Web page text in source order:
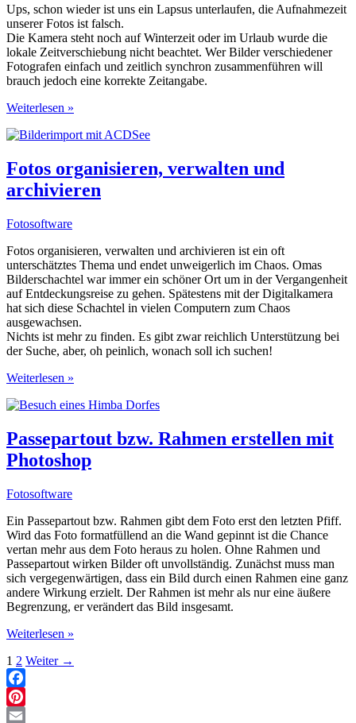
Ups, schon wieder ist uns ein Lapsus unterlaufen, die Aufnahmezeit
unserer Fotos ist falsch.
Die Kamera steht noch auf Winterzeit oder im Urlaub wurde die
lokale Zeitverschiebung nicht beachtet. Wer Bilder verschiedener
Fotografen einfach und zeitlich synchron zusammenführen will
brauch jedoch eine korrekte Zeitangabe.
Aufnahmezeit
mehreren
nachträglich
ändern
Weiterlesen »
Fotos organisieren, verwalten und
archivieren
Fotosoftware
Fotos organisieren, verwalten und archivieren ist ein oft
unterschätztes Thema und endet unweigerlich im Chaos. Omas
Bilderschachtel war immer ein schöner Ort um in der Vergangenheit
auf Entdeckungsreise zu gehen. Spätestens mit der Digitalkamera
hat sich diese Schachtel in vielen Computern zum Chaos
ausgewachsen.
Nichts ist mehr zu finden. Es gibt zwar reichlich Unterstützung bei
der Suche, aber, oh peinlich, wonach soll ich suchen!
Fotos
verwalten
archivieren
Weiterlesen »
Passepartout bzw. Rahmen erstellen mit
Photoshop
Fotosoftware
Ein Passepartout bzw. Rahmen gibt dem Foto erst den letzten Pfiff.
Wird das Foto formatfüllend an die Wand gepinnt ist die Chance
vertan mehr aus dem Foto heraus zu holen. Ohne Rahmen und
Passepartout wirken Bilder oft unvollständig. Zunächst muss man
sich vergegenwärtigen, dass ein Bild durch einen Rahmen eine ganz
andere Wirkung erzielt. Der Rahmen ist mehr als nur eine äußere
Begrenzung, er verändert das Bild insgesamt.
Passepartout
Rahmen
erstellen
mit
Photoshop
Weiterlesen »
1 2 Weiter →
Facebook
Pinterest